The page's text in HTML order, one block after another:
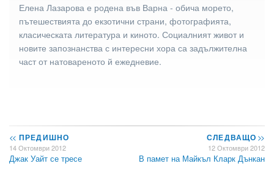
Елена Лазарова е родена във Варна - обича морето,
пътешествията до екзотични страни, фотографията,
класическата литература и киното. Социалният живот и
новите запознанства с интересни хора са задължителна
част от натовареното й ежедневие.
<< ПРЕДИШНО
14 Октомври 2012
Джак Уайт се тресе
СЛЕДВАЩО>>
12 Октомври 2012
В памет на Майкъл Кларк Дънкан